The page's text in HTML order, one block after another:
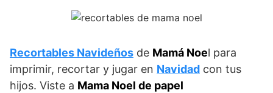
Recortables Navideños de Mamá Noel para
imprimir, recortar y jugar en Navidad con tus
hijos. Viste a Mama Noel de papel